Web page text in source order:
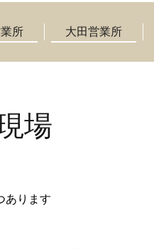
所 大田営業所
場
あります